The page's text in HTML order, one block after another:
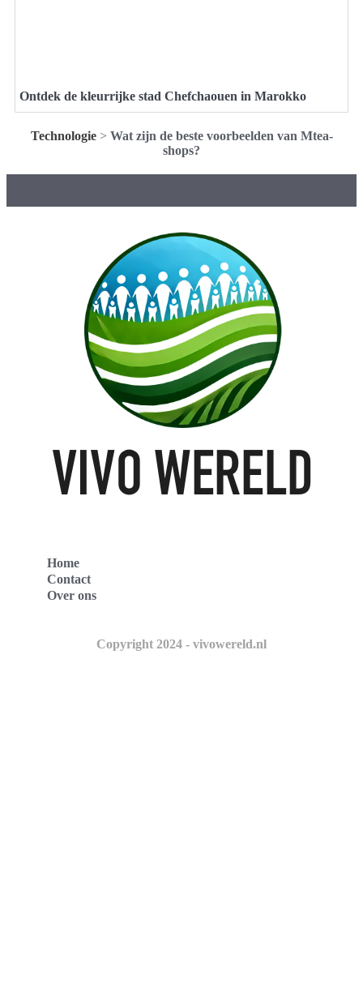
Ontdek de kleurrijke stad Chefchaouen in Marokko
Technologie> Wat zijn de beste voorbeelden van Mtea-
shops?
Home
Contact
Over ons
Copyright 2024 - vivowereld.nl